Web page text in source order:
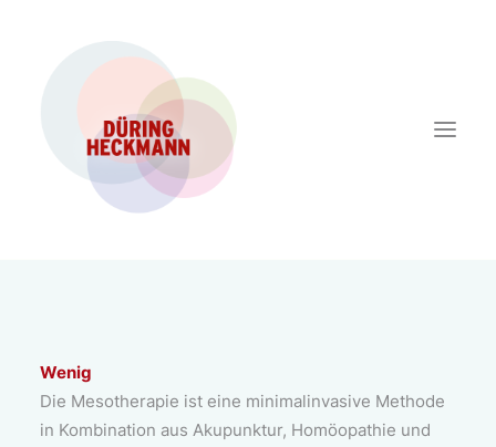
Wenig
Die Mesotherapie ist eine minimalinvasive Methode
in Kombination aus Akupunktur, Homöopathie und